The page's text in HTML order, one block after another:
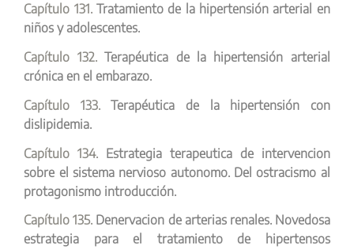
Capítulo 131.Tratamiento de la hipertensión arterial en
niños y adolescentes.
Capítulo 132.Terapéutica de la hipertensión arterial
crónica en el embarazo.
Capítulo 133.Terapéutica de la hipertensión con
dislipidemia.
Capítulo 134. Estrategia terapeutica de intervencion
sobre el sistema nervioso autonomo. Del ostracismo al
protagonismo introducción.
Capítulo 135. Denervacion de arterias renales. Novedosa
estrategia para el tratamiento de hipertensos